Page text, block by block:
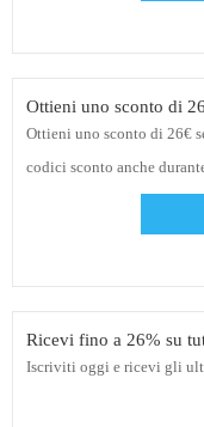
Ottieni uno sconto di
Ottieni uno sconto di 26€
codici sconto anche
Ricevi fino a 26% su
Iscriviti oggi e ricevi gli